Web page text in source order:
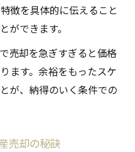
徴を具体的に伝えること
ができます。
売却を急ぎすぎると価格
ます。余裕をもったスケ
が、納得のいく条件での
売却の秘訣